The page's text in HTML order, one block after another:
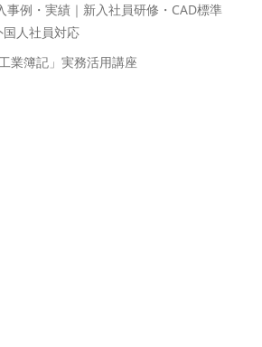
事例・実績｜新入社員研修・CAD標準
人社員対応
業簿記」実務活用講座